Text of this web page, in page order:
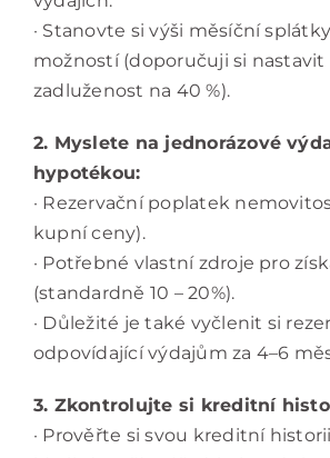
· Stanovte si výši měsíční
možností (doporučuji si
zadluženost na 40 %).
2. Myslete na jednorázové
hypotékou:
· Rezervační poplatek
kupní ceny).
· Potřebné vlastní zdroje pro
(standardně 10 – 20%).
· Důležité je také vyčlenit si
odpovídající výdajům za 4–6
3. Zkontrolujte si kreditní
· Prověřte si svou kreditní